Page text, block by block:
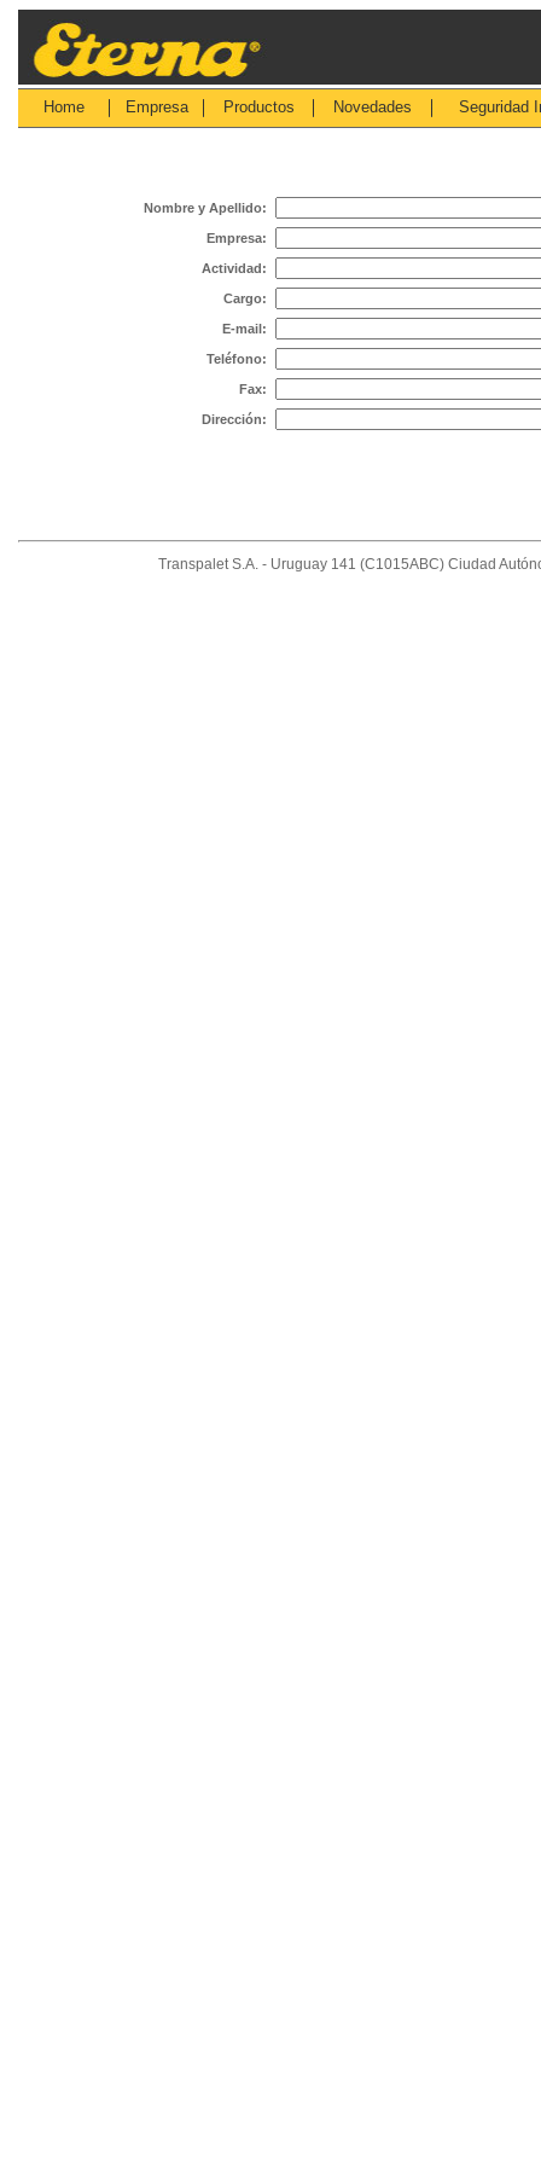
Home Empresa Productos Novedades Seguridad
Nombre y Apellido:
Empresa:
Actividad:
Cargo:
E-mail:
Teléfono:
Fax:
Dirección:
Transpalet S.A. - Uruguay 141 (C1015ABC) Ciudad